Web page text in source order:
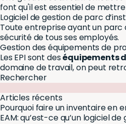
Gestion d’inventaire
Gestion de parc informatique
Gestion de logiciels et licences
Inventaire RFID
Gestion des Immobilisations
Tableaux de bord Inventaire
font qu'il est essentiel de
Logiciel de gestion de parc
Toute entreprise ayant un parc
sécurité de tous ses employés.
Gestion des équipements de
Les EPI sont deséquipements
domaine de travail, on peut
Rechercher
Articles récents
Pourquoi faire un inventaire en
EAM: qu’est-ce qu’un logiciel